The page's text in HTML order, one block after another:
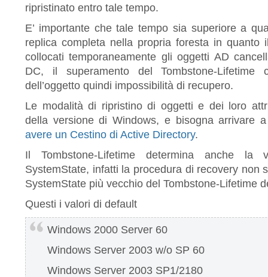
ripristinato entro tale tempo.
E’ importante che tale tempo sia superiore a
replica completa nella propria foresta in quanto
collocati temporaneamente gli oggetti AD
DC, il superamento del Tombstone-Lifetime
dell’oggetto quindi impossibilità di recupero.
Le modalità di ripristino di oggetti e dei loro
della versione di Windows, e bisogna arrivare
avere un Cestino di Active Directory.
Il Tombstone-Lifetime determina anche
SystemState, infatti la procedura di recovery non
SystemState più vecchio del Tombstone-Lifetime
Questi i valori di default
Windows 2000 Server 60
Windows Server 2003 w/o SP 60
Windows Server 2003 SP1/2180